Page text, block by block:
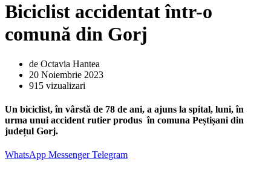
Biciclist accidentat într-o
comună din Gorj
de Octavia Hantea
20 Noiembrie 2023
915 vizualizari
Un biciclist, în vârstă de 78 de ani, a ajuns la spital, luni, în
urma unui accident rutier produs în comuna Peștișani din
județul Gorj.
WhatsApp MessengerTelegram